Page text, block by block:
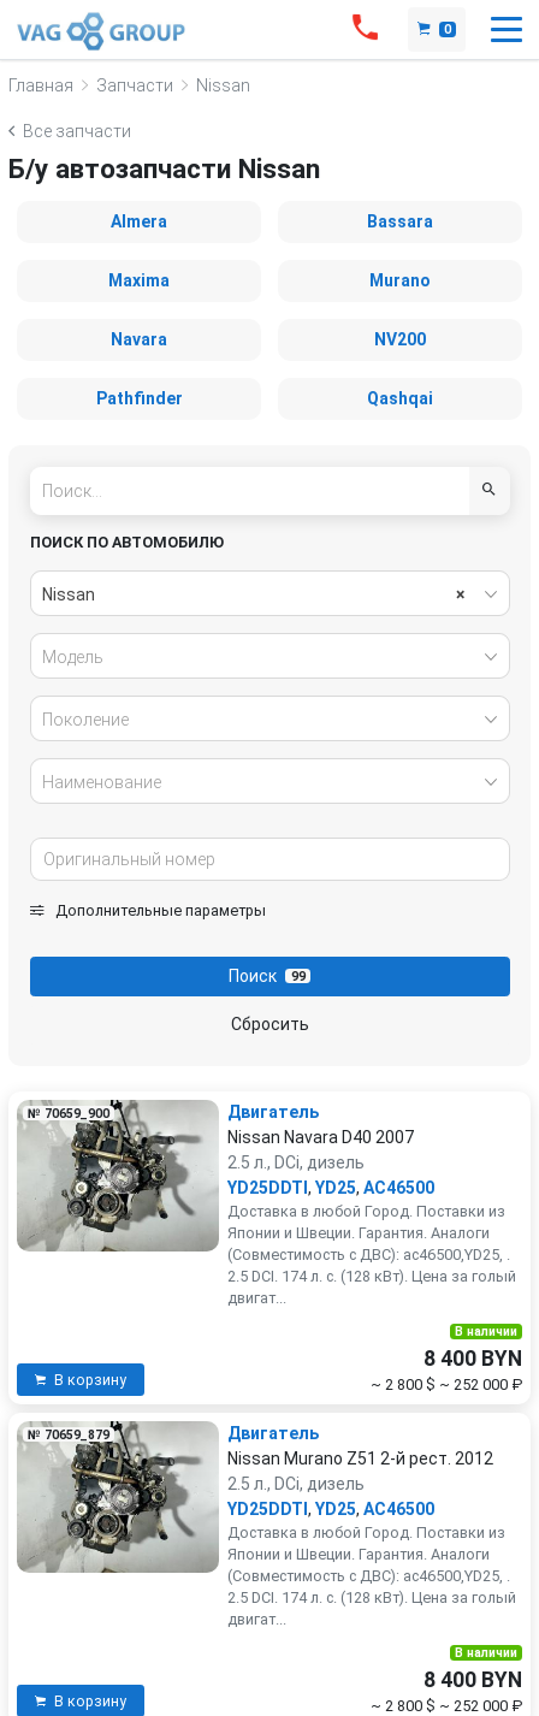
0
Главная Запчасти Nissan
Все запчасти
Б/у автозапчасти Nissan
Almera Bassara
Maxima Murano
Navara NV200
Pathfinder Qashqai
ПОИСК ПО АВТОМОБИЛЮ
×
Nissan
Модель
Поколение
Наименование
Дополнительные параметры
Поиск 99
Сбросить
№ 70659_900
Двигатель
Nissan Navara D40 2007
2.5 л., DCi, дизель
YD25DDTI , YD25, AC46500
Доставка в любой Город. Поставки из
Японии и Швеции. Гарантия. Аналоги
(Совместимость с ДВС): ac46500,YD25, .
2.5 DCI. 174 л. с. (128 кВт). Цена за голый
двигат...
В корзину
В наличии
8 400 BYN
~ 2 800 $ ~ 252 000 ₽
№ 70659_879
Двигатель
Nissan Murano Z51 2-й рест. 2012
2.5 л., DCi, дизель
YD25DDTI , YD25, AC46500
Доставка в любой Город. Поставки из
Японии и Швеции. Гарантия. Аналоги
(Совместимость с ДВС): ac46500,YD25, .
2.5 DCI. 174 л. с. (128 кВт). Цена за голый
двигат...
В корзину
В наличии
8 400 BYN
~ 2 800 $ ~ 252 000 ₽